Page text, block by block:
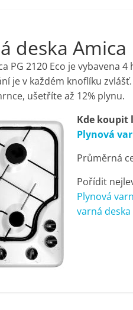
deska Amica
PG 2120 Eco je
je v každém knoflíku
ušetříte až 12% plynu.
Kde koupit
Plynová
Průměrná
Pořídit
Plynová
varná